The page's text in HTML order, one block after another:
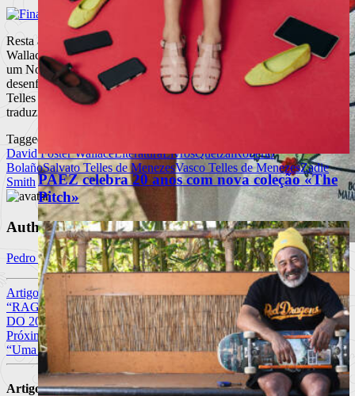
PAEZ celebra 20 anos com nova coleção «The
Pitch»
Bom Malandro x Vanessa Santos:
Uma Coleção que Veste o Espírito
Malandro
A marca de vinho Bom Malandro lança, em parceria com a
ilustradora portu
Ler mais+
Resta agradecer à Quetzal a publicação da obra de David Foster
Wallace, ainda por cima tendo-o feito sem esperar pela chegada de
um Nobel póstumo ou uma outra honraria que estimulasse a corrida
desenfreada às livrarias. E a Salvato Telles de Menezes e Vasco
Telles de Menezes, que dedicaram perto de um ano das suas vidas a
traduzir “A Piada Infinita”.
Tagged
David Foster WallaceLiteraturaLivrosQuetzalRoberto
BolañoSalvato Telles de MenezesVasco Telles de MenezesZadie
Smith
Author
Pedro Miguel Silva
Artigo anterior
“RAGE AGAINST THE MACHINE – XX” CAIXA DE LUXO
DO 20.º ANIVERSÁRIO
Próximo Artigo
“Uma Obra Enternecedora de Assombroso Génio” | Dave Eggers
Artigos Relacionados